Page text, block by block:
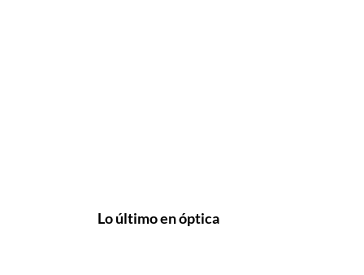
Lo último en óptica